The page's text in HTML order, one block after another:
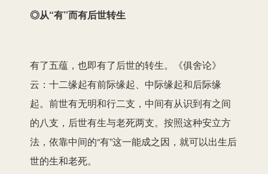
◎从“有”而有后世转生
有了五蕴，也即有了后世的转生。《俱舍论》
云：十二缘起有前际缘起、中际缘起和后际缘
起。前世有无明和行二支，中间有从识到有之间
的八支，后世有生与老死两支。按照这种安立方
法，依靠中间的“有”这一能成之因，就可以出生后
世的生和老死。